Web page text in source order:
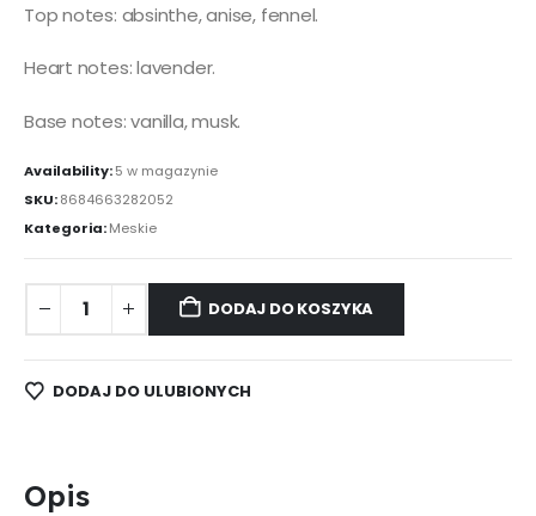
Top notes: absinthe, anise, fennel.
Heart notes: lavender.
Base notes: vanilla, musk.
Availability:5 w magazynie
SKU:8684663282052
Kategoria:Meskie
DODAJ DO KOSZYKA
DODAJ DO ULUBIONYCH
Opis